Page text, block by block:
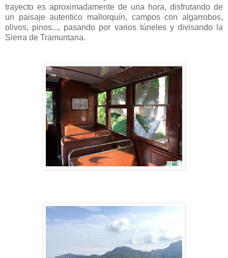
trayecto es aproximadamente de una hora, disfrutando de
un paisaje autentico mallorquín, campos con algarrobos,
olivos, pinos..., pasando por varios túneles y divisando la
Sierra de Tramuntana.